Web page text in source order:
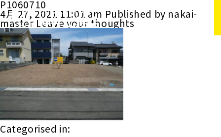
P1060710
4月 27, 2021 11:01 am Published by nakai-
master Leave your thoughts
Categorised in: